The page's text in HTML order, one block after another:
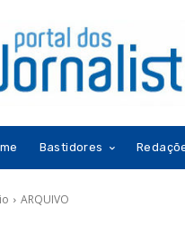
Bastidores
ARQUIVO